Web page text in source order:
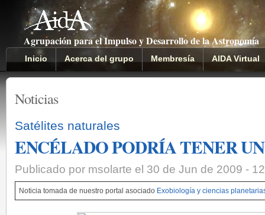
Agrupación para el Impulso y Desarrollo de la Astronomía
Inicio Acerca del grupo Membresía AIDA Virtual
Noticias
Satélites naturales
ENCÉLADO PODRÍA TENER
Publicado por msolarte el 30 de Jun de 2009 -
Noticia tomada de nuestro portal asociado Exobiología y ciencias